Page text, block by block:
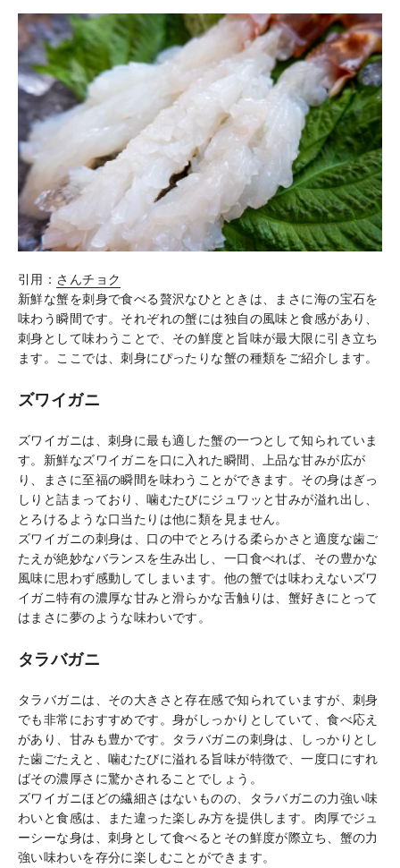
引用： さんチョク
新鮮な蟹を刺身で食べる贅沢なひとときは、まさに海の宝石を
味わう瞬間です。それぞれの蟹には独自の風味と食感があり、
刺身として味わうことで、その鮮度と旨味が最大限に引き立ち
ます。ここでは、刺身にぴったりな蟹の種類をご紹介します。
ズワイガニ
ズワイガニは、刺身に最も適した蟹の一つとして知られていま
す。新鮮なズワイガニを口に入れた瞬間、上品な甘みが広が
り、まさに至福の瞬間を味わうことができます。その身はぎっ
しりと詰まっており、噛むたびにジュワッと甘みが溢れ出し、
とろけるような口当たりは他に類を見ません。
ズワイガニの刺身は、口の中でとろける柔らかさと適度な歯ご
たえが絶妙なバランスを生み出し、一口食べれば、その豊かな
風味に思わず感動してしまいます。他の蟹では味わえないズワ
イガニ特有の濃厚な甘みと滑らかな舌触りは、蟹好きにとって
はまさに夢のような味わいです。
タラバガニ
タラバガニは、その大きさと存在感で知られていますが、刺身
でも非常におすすめです。身がしっかりとしていて、食べ応え
があり、甘みも豊かです。タラバガニの刺身は、しっかりとし
た歯ごたえと、噛むたびに溢れる旨味が特徴で、一度口にすれ
ばその濃厚さに驚かされることでしょう。
ズワイガニほどの繊細さはないものの、タラバガニの力強い味
わいと食感は、また違った楽しみ方を提供します。肉厚でジュ
ーシーな身は、刺身として食べるとその鮮度が際立ち、蟹の力
強い味わいを存分に楽しむことができます。